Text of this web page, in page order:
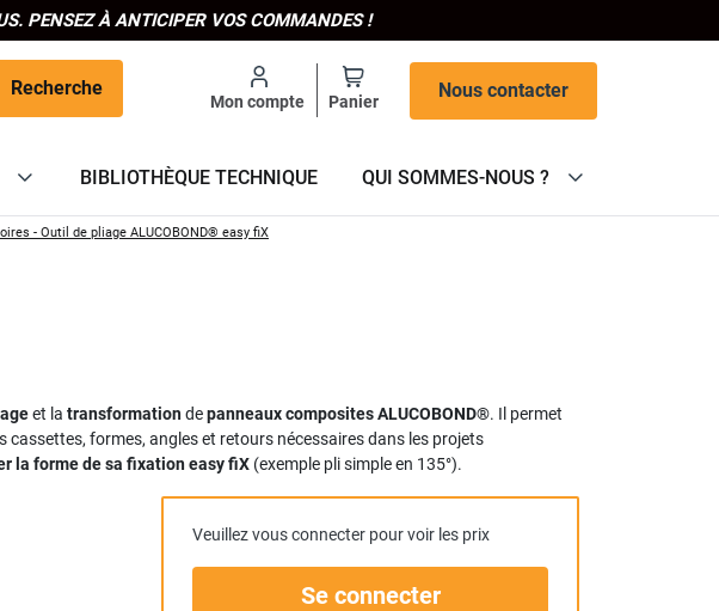
PENSEZ À ANTICIPER VOS COMMANDES !
Recherche
Mon compte Panier
Nous contacter
BIBLIOTHÈQUE TECHNIQUE QUI SOMMES-NOUS ?
- Outil de pliage ALUCOBOND® easy fiX
et la transformationdepanneaux composites ALUCOBOND®. Il permet
formes, angles et retours nécessaires dans les projets
la forme de sa fixation easy fiX (exemple pli simple en 135°).
Veuillez vous connecter pour voir les prix
Se connecter